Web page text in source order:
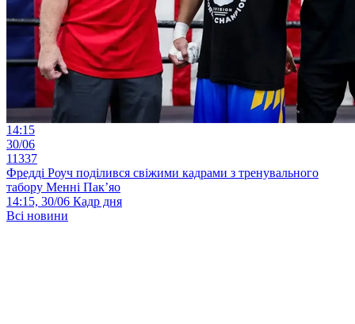
14:15
30/06
11337
Фредді Роуч поділився свіжими кадрами з тренувального
табору Менні Пак’яо
14:15, 30/06 Кадр дня
Всі новини